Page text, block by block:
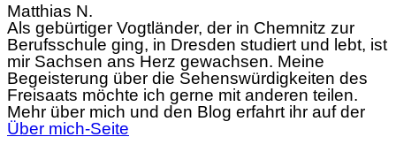
Matthias N.
Als gebürtiger Vogtländer, der in Chemnitz zur
Berufsschule ging, in Dresden studiert und lebt, ist
mir Sachsen ans Herz gewachsen. Meine
Begeisterung über die Sehenswürdigkeiten des
Freisaats möchte ich gerne mit anderen teilen.
Mehr über mich und den Blog erfahrt ihr auf der
Über mich-Seite